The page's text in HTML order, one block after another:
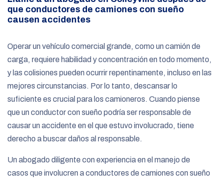
que conductores de camiones con sueño
causen accidentes
Operar un vehículo comercial grande, como un camión de
carga, requiere habilidad y concentración en todo momento,
y las colisiones pueden ocurrir repentinamente, incluso en las
mejores circunstancias. Por lo tanto, descansar lo
suficiente es crucial para los camioneros. Cuando piense
que un conductor con sueño podría ser responsable de
causar un accidente en el que estuvo involucrado, tiene
derecho a buscar daños al responsable.
Un abogado diligente con experiencia en el manejo de
casos que involucren a conductores de camiones con sueño